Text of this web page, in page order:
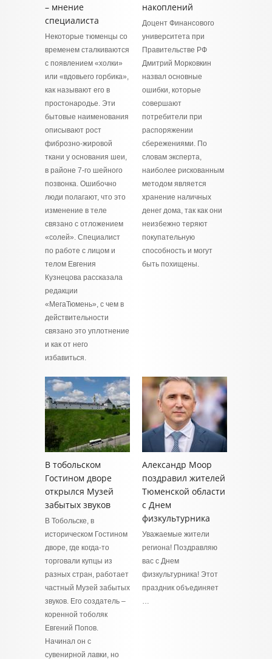
– мнение
специалиста
Некоторые тюменцы со
временем сталкиваются
с появлением «холки»
или «вдовьего горбика»,
как называют его в
простонародье. Эти
бытовые наименования
описывают рост
фиброзно‑жировой
ткани у основания шеи,
в районе 7‑го шейного
позвонка. Ошибочно
люди полагают, что это
изменение в теле
связано с отложением
«солей». Специалист
по работе с лицом и
телом Евгения
Кузнецова рассказала
редакции
«МегаТюмень», с чем в
действительности
связано это уплотнение
и как от него
избавиться.
накоплений
Доцент Финансового
университета при
Правительстве РФ
Дмитрий Морковкин
назвал основные
ошибки, которые
совершают
потребители при
распоряжении
сбережениями. По
словам эксперта,
наиболее рискованным
методом является
хранение наличных
денег дома, так как они
неизбежно теряют
покупательную
способность и могут
быть похищены.
В тобольском
Гостином дворе
открылся Музей
забытых звуков
В Тобольске, в
историческом Гостином
дворе, где когда-то
торговали купцы из
разных стран, работает
частный Музей забытых
звуков. Его создатель –
коренной тоболяк
Евгений Попов.
Начинал он с
сувенирной лавки, но
Александр Моор
поздравил жителей
Тюменской области
с Днем
физкультурника
Уважаемые жители
региона! Поздравляю
вас с Днем
физкультурника! Этот
праздник объединяет
…